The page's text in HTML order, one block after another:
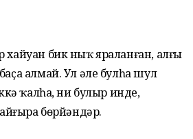
бик ныҡ яраланған, алғы
алмай. Ул әле булһа шул
ҡалһа, ни булыр инде,
бөрйәндәр.